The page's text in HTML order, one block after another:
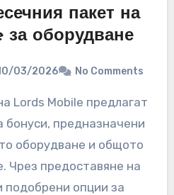
пакет на
за оборудване
03/2026 No Comments
бонуси, предназначени
оборудване и общото
Чрез предоставяне на
подобрени опции за